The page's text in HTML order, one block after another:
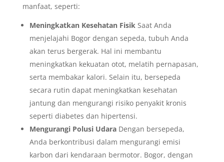
manfaat, seperti:
Meningkatkan Kesehatan FisikSaat Anda
menjelajahi Bogor dengan sepeda, tubuh Anda
akan terus bergerak. Hal ini membantu
meningkatkan kekuatan otot, melatih pernapasan,
serta membakar kalori. Selain itu, bersepeda
secara rutin dapat meningkatkan kesehatan
jantung dan mengurangi risiko penyakit kronis
seperti diabetes dan hipertensi.
Mengurangi Polusi UdaraDengan bersepeda,
Anda berkontribusi dalam mengurangi emisi
karbon dari kendaraan bermotor. Bogor, dengan